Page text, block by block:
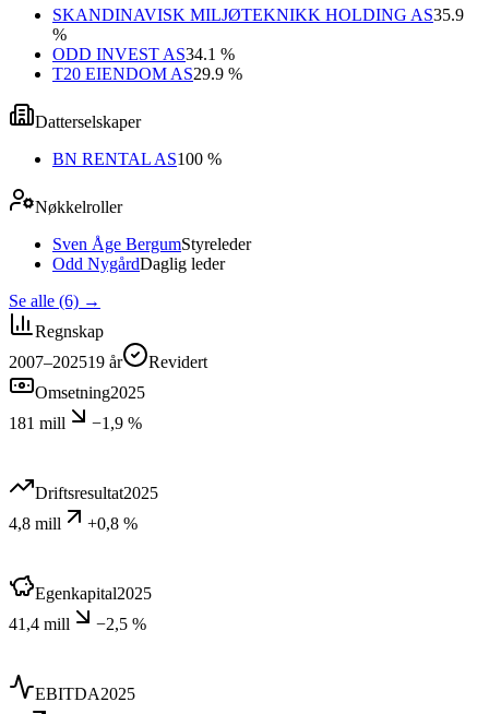
SKANDINAVISK MILJØTEKNIKK HOLDING AS35.9
%
ODD INVEST AS34.1 %
T20 EIENDOM AS29.9 %
Datterselskaper
BN RENTAL AS100 %
Nøkkelroller
Sven Åge BergumStyreleder
Odd NygårdDaglig leder
Se alle (6) →
Regnskap
2007–202519 år
Revidert
Omsetning2025
181 mill
−1,9 %
Driftsresultat2025
4,8 mill
+0,8 %
Egenkapital2025
41,4 mill
−2,5 %
EBITDA2025